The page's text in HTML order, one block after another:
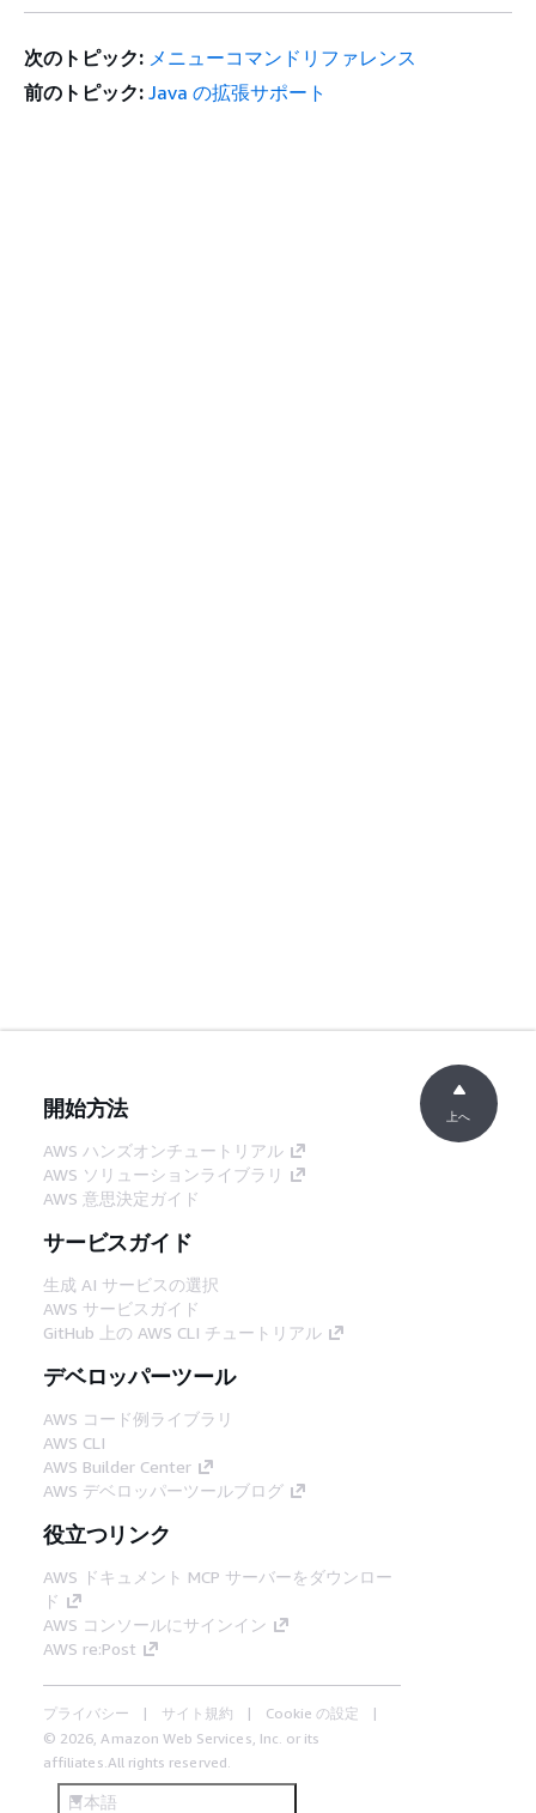
次のトピック: メニューコマンドリファレンス
前のトピック: Java の拡張サポート
開始方法
AWS ハンズオンチュートリアル
AWS ソリューションライブラリ
AWS 意思決定ガイド
サービスガイド
生成 AI サービスの選択
AWS サービスガイド
GitHub 上の AWS CLI チュートリアル
デベロッパーツール
AWS コード例ライブラリ
AWS CLI
AWS Builder Center
AWS デベロッパーツールブログ
役立つリンク
AWS ドキュメント MCP サーバーをダウンロー
ド
AWS コンソールにサインイン
AWS re:Post
プライバシー サイト規約
Cookie の設定
© 2026, Amazon Web Services, Inc. or its
affiliates.All rights reserved.
日本語
上へ